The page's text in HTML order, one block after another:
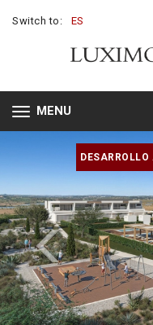
Switch to: ES
Toggle
navigation
MENU